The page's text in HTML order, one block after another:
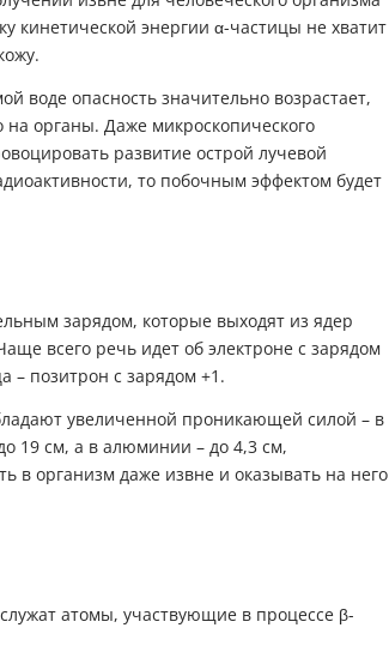
кинетической энергии α-частицы не хватит
воде опасность значительно возрастает,
на органы. Даже микроскопического
развитие острой лучевой
то побочным эффектом будет
зарядом, которые выходят из ядер
всего речь идет об электроне с зарядом
– позитрон с зарядом +1.
увеличенной проникающей силой – в
19 см, а в алюминии – до 4,3 см,
в организм даже извне и оказывать на него
атомы, участвующие в процессе β-